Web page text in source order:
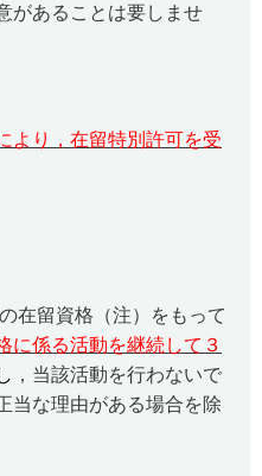
があることは要しませ
より，在留特別許可を受
留資格（注）をもって
に係る活動を継続して３
，当該活動を行わないで
当な理由がある場合を除